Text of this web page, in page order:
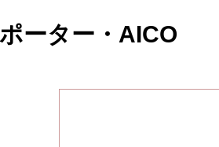
ーター・AICO